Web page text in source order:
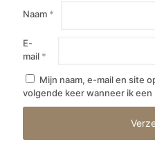
Naam *
E-
mail *
Mijn naam, e-mail en site
volgende keer wanneer ik een